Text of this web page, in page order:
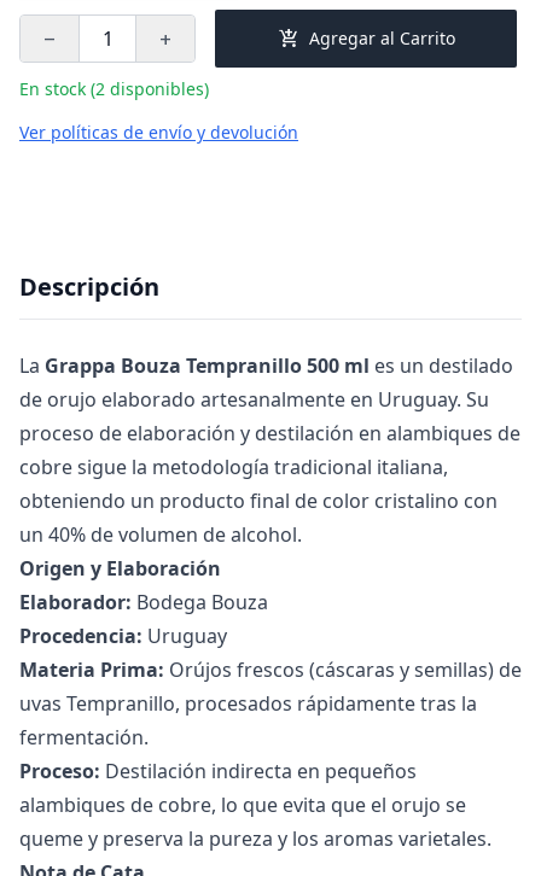
remove add add_shopping_cart Agregar al Carrito
En stock (2 disponibles)
Ver políticas de envío y devolución
Descripción
La Grappa Bouza Tempranillo 500 ml es un destilado
de orujo elaborado artesanalmente en Uruguay. Su
proceso de elaboración y destilación en alambiques de
cobre sigue la metodología tradicional italiana,
obteniendo un producto final de color cristalino con
un 40% de volumen de alcohol.
Origen y Elaboración
Elaborador: Bodega Bouza
Procedencia: Uruguay
Materia Prima: Orújos frescos (cáscaras y semillas) de
uvas Tempranillo, procesados rápidamente tras la
fermentación.
Proceso: Destilación indirecta en pequeños
alambiques de cobre, lo que evita que el orujo se
queme y preserva la pureza y los aromas varietales.